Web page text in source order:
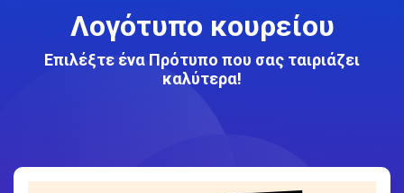
Λογότυπο κουρείου
Επιλέξτε ένα Πρότυπο που σας ταιριάζει
καλύτερα!